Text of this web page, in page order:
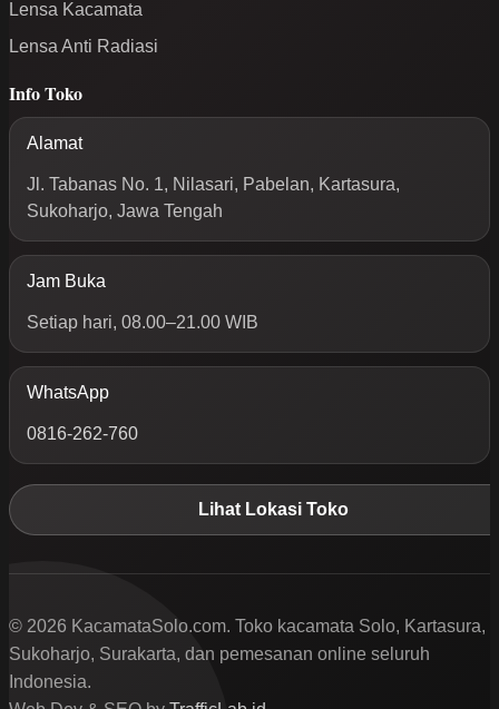
Lensa Kacamata
Lensa Anti Radiasi
Info Toko
Alamat
Jl. Tabanas No. 1, Nilasari, Pabelan, Kartasura,
Sukoharjo, Jawa Tengah
Jam Buka
Setiap hari, 08.00–21.00 WIB
WhatsApp
0816-262-760
Lihat Lokasi Toko
© 2026 KacamataSolo.com. Toko kacamata Solo, Kartasura,
Sukoharjo, Surakarta, dan pemesanan online seluruh
Indonesia.